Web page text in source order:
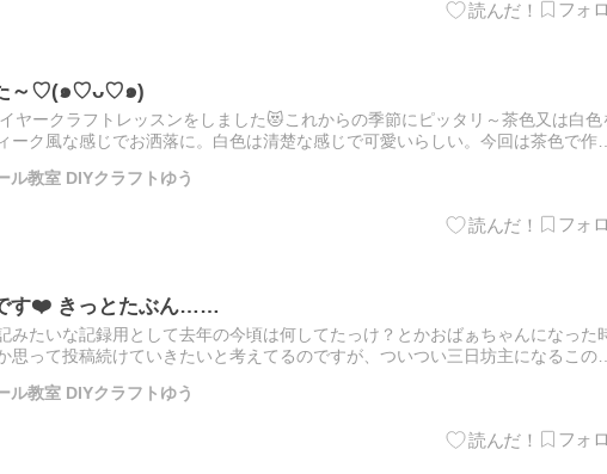
た～♡(๑♡ᴗ♡๑)
ヤークラフトレッスンをしました😻これからの季節にピッタリ～茶色又は白色
ーク風な感じでお洒落に。白色は清楚な感じで可愛いらしい。今回は茶色で作ら
ル教室 DIYクラフトゆう
す❤️ きっとたぶん……
みたいな記録用として去年の今頃は何してたっけ？とかおばぁちゃんになった
思って投稿続けていきたいと考えてるのですが、ついつい三日坊主になるこの頃
ル教室 DIYクラフトゆう